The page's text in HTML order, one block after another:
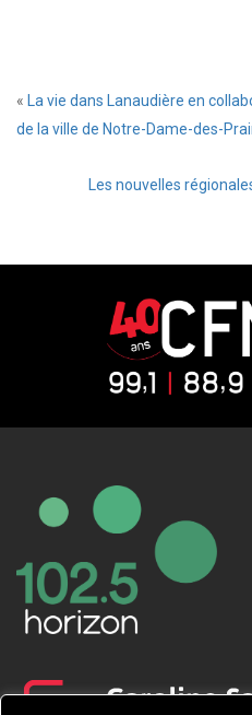
«
La vie dans Lanaudière en
de la ville de Notre-Dame-des-
Les nouvelles